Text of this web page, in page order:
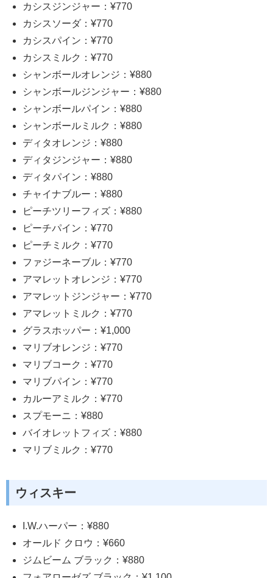
カシスジンジャー：¥770
カシスソーダ：¥770
カシスパイン：¥770
カシスミルク：¥770
シャンボールオレンジ：¥880
シャンボールジンジャー：¥880
シャンボールパイン：¥880
シャンボールミルク：¥880
ディタオレンジ：¥880
ディタジンジャー：¥880
ディタパイン：¥880
チャイナブルー：¥880
ピーチツリーフィズ：¥880
ピーチパイン：¥770
ピーチミルク：¥770
ファジーネーブル：¥770
アマレットオレンジ：¥770
アマレットジンジャー：¥770
アマレットミルク：¥770
グラスホッパー：¥1,000
マリブオレンジ：¥770
マリブコーク：¥770
マリブパイン：¥770
カルーアミルク：¥770
スプモーニ：¥880
バイオレットフィズ：¥880
マリブミルク：¥770
ウィスキー
I.W.ハーパー：¥880
オールド クロウ：¥660
ジムビーム ブラック：¥880